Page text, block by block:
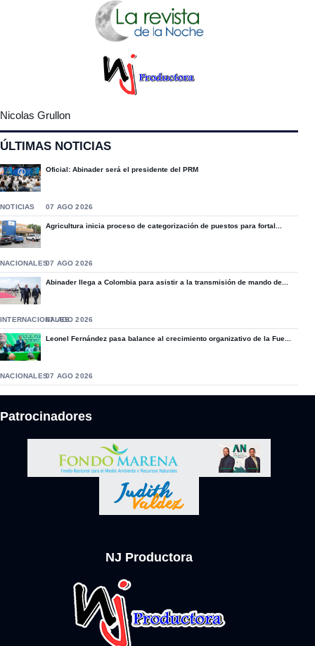
Nicolas Grullon
ÚLTIMAS NOTICIAS
Oficial: Abinader será el presidente del PRM
NOTICIAS 07 AGO 2026
Agricultura inicia proceso de categorización de puestos para fortal...
NACIONALES07 AGO 2026
Abinader llega a Colombia para asistir a la transmisión de mando de...
INTERNACIONALES07 AGO 2026
Leonel Fernández pasa balance al crecimiento organizativo de la Fue...
NACIONALES07 AGO 2026
Patrocinadores
NJ Productora